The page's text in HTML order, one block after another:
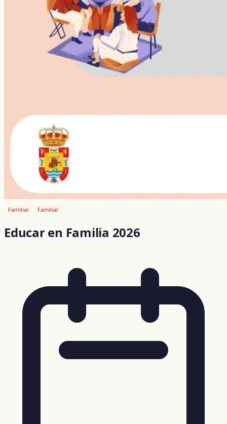
Familiar Familiar
Educar en Familia 2026